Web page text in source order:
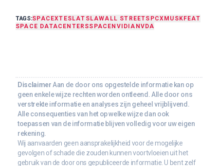
TAGS:SPACEXTESLATSLAWALL STREETSPCX MUSK FEAT
SPACE DATACENTERSSPACE NVIDIA NVDA
DisclaimerAan de door ons opgestelde informatie kan op
geen enkele wijze rechten worden ontleend. Alle door ons
verstrekte informatie en analyses zijn geheel vrijblijvend.
Alle consequenties van het op welke wijze dan ook
toepassen van de informatie blijven volledig voor uw eigen
rekening.
Wij aanvaarden geen aansprakelijkheid voor de mogelijke
gevolgen of schade die zouden kunnen voortvloeien uit het
gebruik van de door ons gepubliceerde informatie. U bent zelf